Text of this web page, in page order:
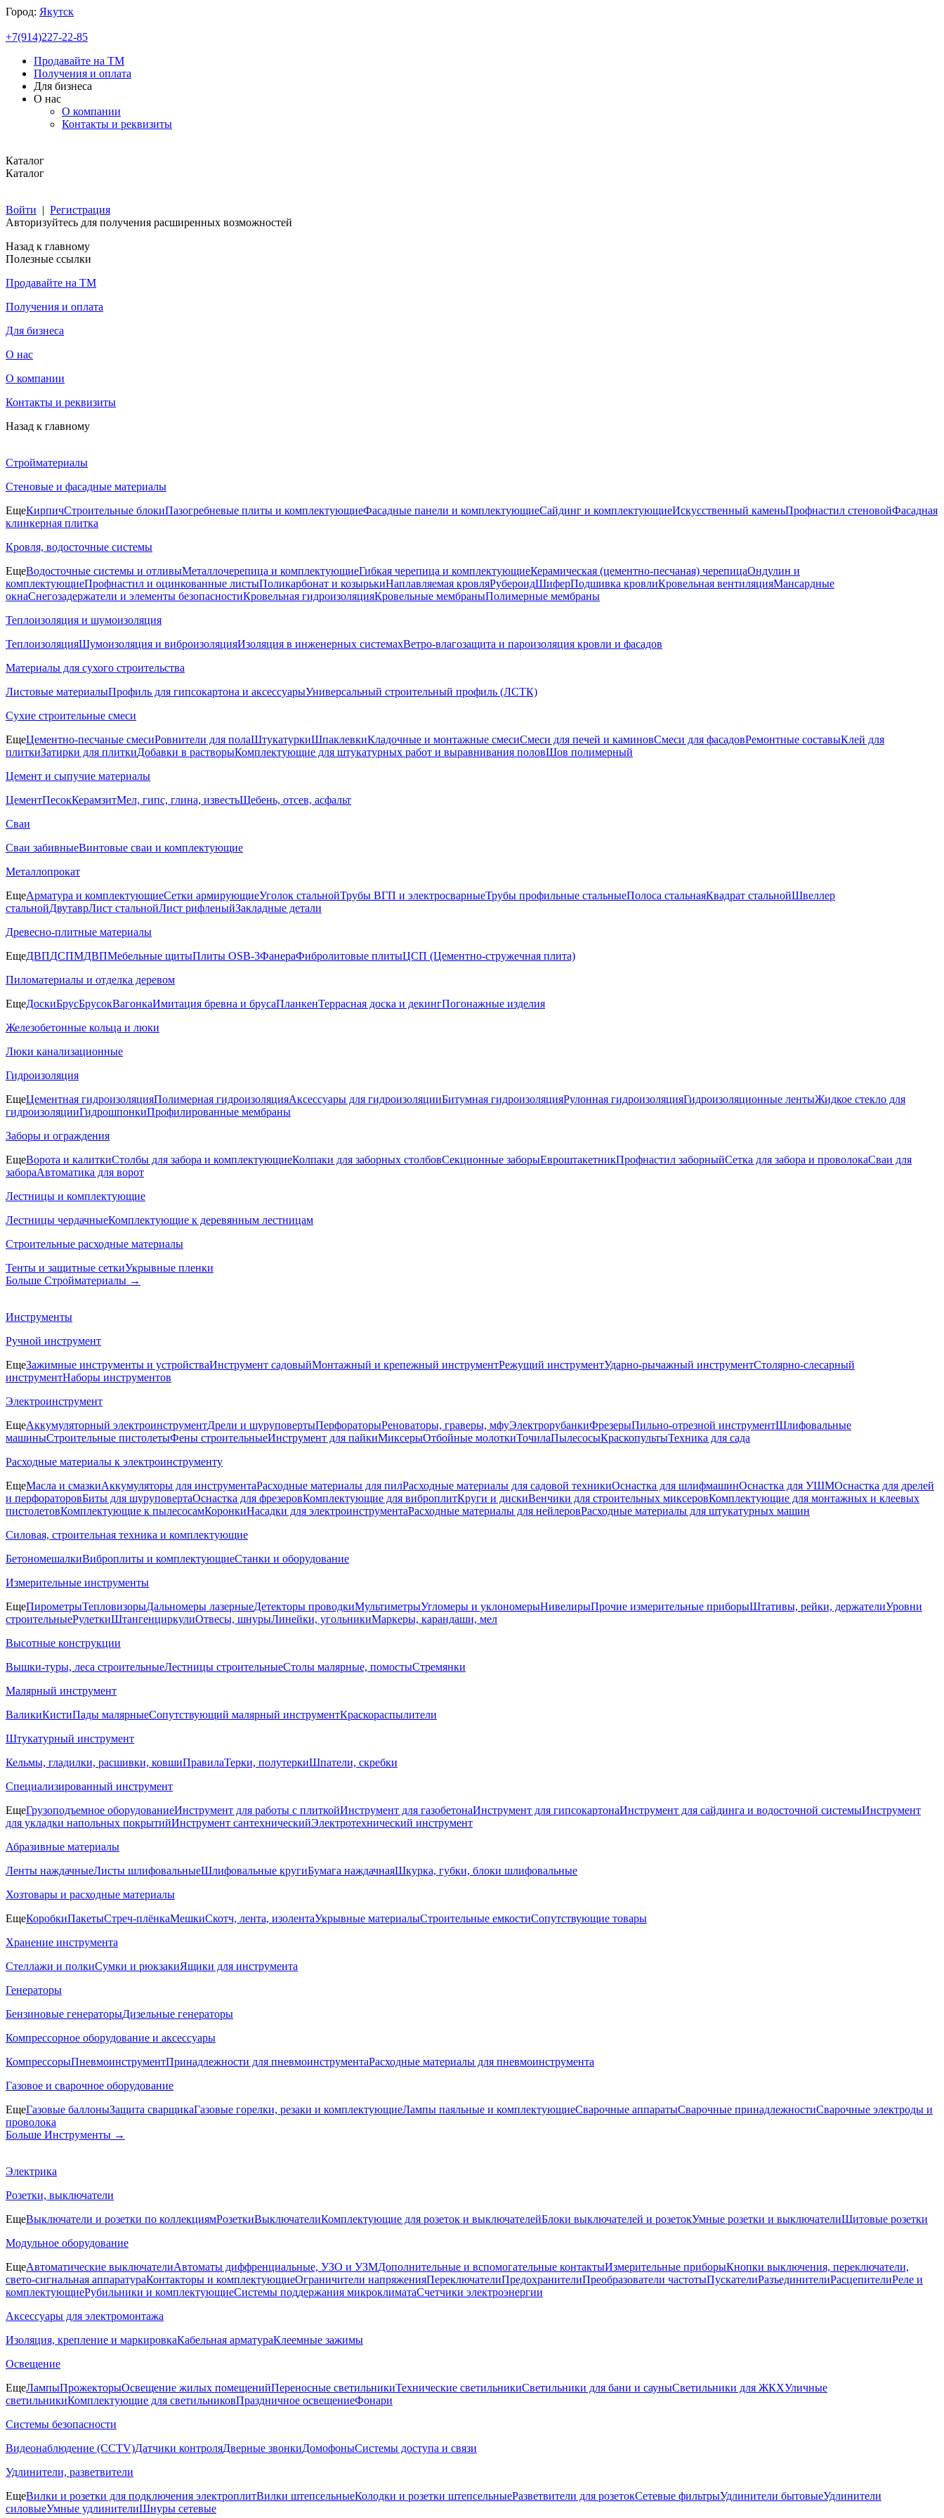
Город: Якутск
+7(914)227-22-85
Продавайте на ТМ
Получения и оплата
Для бизнеса
О нас
О компании
Контакты и реквизиты
Каталог
Каталог
Войти | Регистрация
Авторизуйтесь для получения расширенных возможностей
Назад к главному
Полезные ссылки
Продавайте на ТМ
Получения и оплата
Для бизнеса
О нас
О компании
Контакты и реквизиты
Назад к главному
Стройматериалы
Стеновые и фасадные материалы
ЕщеКирпичСтроительные блокиПазогребневые плиты и комплектующиеФасадные панели и комплектующиеСайдинг и комплектующиеИскусственный каменьПрофнастил стеновойФасадная
клинкерная плитка
Кровля, водосточные системы
ЕщеВодосточные системы и отливыМеталлочерепица и комплектующиеГибкая черепица и комплектующиеКерамическая (цементно-песчаная) черепицаОндулин и
комплектующиеПрофнастил и оцинкованные листыПоликарбонат и козырькиНаплавляемая кровляРубероидШиферПодшивка кровлиКровельная вентиляцияМансардные
окнаСнегозадержатели и элементы безопасностиКровельная гидроизоляцияКровельные мембраныПолимерные мембраны
Теплоизоляция и шумоизоляция
ТеплоизоляцияШумоизоляция и виброизоляцияИзоляция в инженерных системахВетро-влагозащита и пароизоляция кровли и фасадов
Материалы для сухого строительства
Листовые материалыПрофиль для гипсокартона и аксессуарыУниверсальный строительный профиль (ЛСТК)
Сухие строительные смеси
ЕщеЦементно-песчаные смесиРовнители для полаШтукатуркиШпаклевкиКладочные и монтажные смесиСмеси для печей и каминовСмеси для фасадовРемонтные составыКлей для
плиткиЗатирки для плиткиДобавки в растворыКомплектующие для штукатурных работ и выравнивания половШов полимерный
Цемент и сыпучие материалы
ЦементПесокКерамзитМел, гипс, глина, известьЩебень, отсев, асфальт
Сваи
Сваи забивныеВинтовые сваи и комплектующие
Металлопрокат
ЕщеАрматура и комплектующиеСетки армирующиеУголок стальнойТрубы ВГП и электросварныеТрубы профильные стальныеПолоса стальнаяКвадрат стальнойШвеллер
стальнойДвутаврЛист стальнойЛист рифленыйЗакладные детали
Древесно-плитные материалы
ЕщеДВПДСПМДВПМебельные щитыПлиты OSB-3ФанераФибролитовые плитыЦСП (Цементно-стружечная плита)
Пиломатериалы и отделка деревом
ЕщеДоскиБрусБрусокВагонкаИмитация бревна и брусаПланкенТеррасная доска и декингПогонажные изделия
Железобетонные кольца и люки
Люки канализационные
Гидроизоляция
ЕщеЦементная гидроизоляцияПолимерная гидроизоляцияАксессуары для гидроизоляцииБитумная гидроизоляцияРулонная гидроизоляцияГидроизоляционные лентыЖидкое стекло для
гидроизоляцииГидрошпонкиПрофилированные мембраны
Заборы и ограждения
ЕщеВорота и калиткиСтолбы для забора и комплектующиеКолпаки для заборных столбовСекционные заборыЕвроштакетникПрофнастил заборныйСетка для забора и проволокаСваи для
забораАвтоматика для ворот
Лестницы и комплектующие
Лестницы чердачныеКомплектующие к деревянным лестницам
Строительные расходные материалы
Тенты и защитные сеткиУкрывные пленки
Больше Стройматериалы →
Инструменты
Ручной инструмент
ЕщеЗажимные инструменты и устройстваИнструмент садовыйМонтажный и крепежный инструментРежущий инструментУдарно-рычажный инструментСтолярно-слесарный
инструментНаборы инструментов
Электроинструмент
ЕщеАккумуляторный электроинструментДрели и шуруповертыПерфораторыРеноваторы, граверы, мфуЭлектрорубанкиФрезерыПильно-отрезной инструментШлифовальные
машиныСтроительные пистолетыФены строительныеИнструмент для пайкиМиксерыОтбойные молоткиТочилаПылесосыКраскопультыТехника для сада
Расходные материалы к электроинструменту
ЕщеМасла и смазкиАккумуляторы для инструментаРасходные материалы для пилРасходные материалы для садовой техникиОснастка для шлифмашинОснастка для УШМОснастка для дрелей
и перфораторовБиты для шуруповертаОснастка для фрезеровКомплектующие для виброплитКруги и дискиВенчики для строительных миксеровКомплектующие для монтажных и клеевых
пистолетовКомплектующие к пылесосамКоронкиНасадки для электроинструментаРасходные материалы для нейлеровРасходные материалы для штукатурных машин
Силовая, строительная техника и комплектующие
БетономешалкиВиброплиты и комплектующиеСтанки и оборудование
Измерительные инструменты
ЕщеПирометрыТепловизорыДальномеры лазерныеДетекторы проводкиМультиметрыУгломеры и уклономерыНивелирыПрочие измерительные приборыШтативы, рейки, держателиУровни
строительныеРулеткиШтангенциркулиОтвесы, шнурыЛинейки, угольникиМаркеры, карандаши, мел
Высотные конструкции
Вышки-туры, леса строительныеЛестницы строительныеСтолы малярные, помостыСтремянки
Малярный инструмент
ВаликиКистиПады малярныеСопутствующий малярный инструментКраскораспылители
Штукатурный инструмент
Кельмы, гладилки, расшивки, ковшиПравилаТерки, полутеркиШпатели, скребки
Специализированный инструмент
ЕщеГрузоподъемное оборудованиеИнструмент для работы с плиткойИнструмент для газобетонаИнструмент для гипсокартонаИнструмент для сайдинга и водосточной системыИнструмент
для укладки напольных покрытийИнструмент сантехническийЭлектротехнический инструмент
Абразивные материалы
Ленты наждачныеЛисты шлифовальныеШлифовальные кругиБумага наждачнаяШкурка, губки, блоки шлифовальные
Хозтовары и расходные материалы
ЕщеКоробкиПакетыСтреч-плёнкаМешкиСкотч, лента, изолентаУкрывные материалыСтроительные емкостиСопутствующие товары
Хранение инструмента
Стеллажи и полкиСумки и рюкзакиЯщики для инструмента
Генераторы
Бензиновые генераторыДизельные генераторы
Компрессорное оборудование и аксессуары
КомпрессорыПневмоинструментПринадлежности для пневмоинструментаРасходные материалы для пневмоинструмента
Газовое и сварочное оборудование
ЕщеГазовые баллоныЗащита сварщикаГазовые горелки, резаки и комплектующиеЛампы паяльные и комплектующиеСварочные аппаратыСварочные принадлежностиСварочные электроды и
проволока
Больше Инструменты →
Электрика
Розетки, выключатели
ЕщеВыключатели и розетки по коллекциямРозеткиВыключателиКомплектующие для розеток и выключателейБлоки выключателей и розетокУмные розетки и выключателиЩитовые розетки
Модульное оборудование
ЕщеАвтоматические выключателиАвтоматы диффренциальные, УЗО и УЗМДополнительные и вспомогательные контактыИзмерительные приборыКнопки выключения, переключатели,
свето-сигнальная аппаратураКонтакторы и комплектующиеОграничители напряженияПереключателиПредохранителиПреобразователи частотыПускателиРазъединителиРасцепителиРеле и
комплектующиеРубильники и комплектующиеСистемы поддержания микроклиматаСчетчики электроэнергии
Аксессуары для электромонтажа
Изоляция, крепление и маркировкаКабельная арматураКлеемные зажимы
Освещение
ЕщеЛампыПрожекторыОсвещение жилых помещенийПереносные светильникиТехнические светильникиСветильники для бани и сауныСветильники для ЖКХУличные
светильникиКомплектующие для светильниковПраздничное освещениеФонари
Системы безопасности
Видеонаблюдение (CCTV)Датчики контроляДверные звонкиДомофоныСистемы доступа и связи
Удлинители, разветвители
ЕщеВилки и розетки для подключения электроплитВилки штепсельныеКолодки и розетки штепсельныеРазветвители для розетокСетевые фильтрыУдлинители бытовыеУдлинители
силовыеУмные удлинителиШнуры сетевые